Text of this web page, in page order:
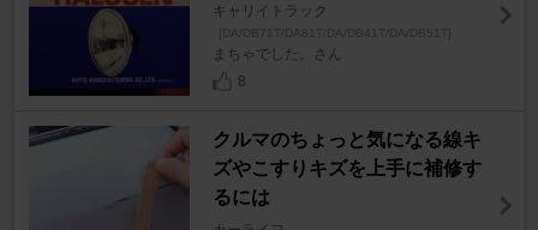
キャリイトラック
[DA/DB71T/DA81T/DA/DB41T/DA/DB51T]
まちゃでした。さん
8
クルマのちょっと気になる線キ
ズやこすりキズを上手に補修す
るには